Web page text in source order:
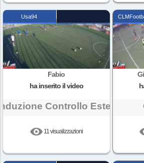
Usa94
Fabio
ha inserito il video
Controllo Esterno
11 visualizzazioni